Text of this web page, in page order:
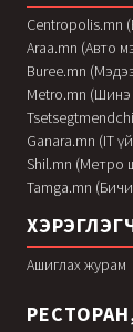
Centropolis.mn
Araa.mn (Авто
Buree.mn
Metro.mn (Шинэ
Ganara.mn (IT
Shil.mn (Метро
Tamga.mn
Ашиглах журам